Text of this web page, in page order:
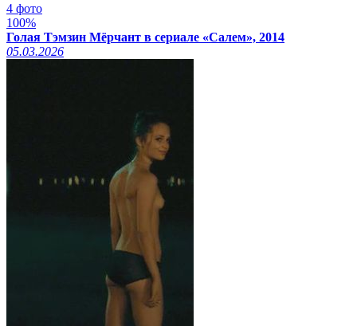
4 фото
100%
Голая Тэмзин Мёрчант в сериале «Салем», 2014
05.03.2026